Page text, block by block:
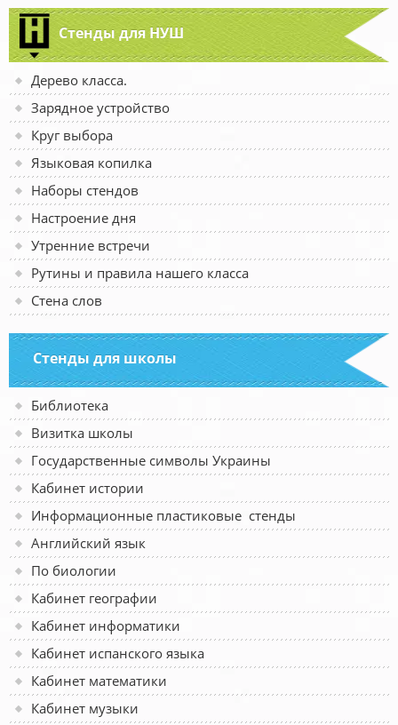
Стенды для НУШ
Дерево класса.
Зарядное устройство
Круг выбора
Языковая копилка
Наборы стендов
Настроение дня
Утренние встречи
Рутины и правила нашего класса
Стена слов
Стенды для школы
Библиотека
Визитка школы
Государственные символы Украины
Кабинет истории
Информационные пластиковые стенды
Английский язык
По биологии
Кабинет географии
Кабинет информатики
Кабинет испанского языка
Кабинет математики
Кабинет музыки